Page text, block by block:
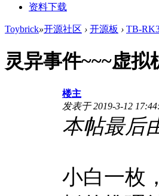
资料下载
Toybrick»开源社区 › 开源板 › TB-
灵异事件~~~虚
楼主
发表于 2019-3-12
本帖最后
小白一枚